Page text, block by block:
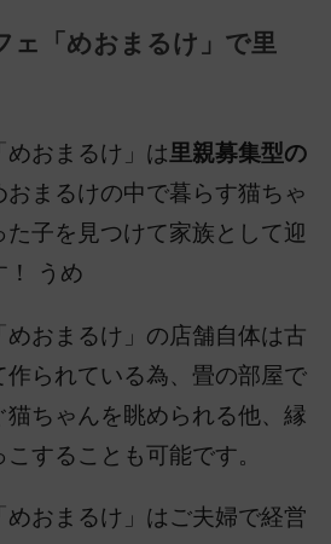
ェ「めおまるけ」で里
おまるけ」は里親募集型の
おまるけの中で暮らす猫ちゃ
子を見つけて家族として迎
！ うめ
おまるけ」の店舗自体は古
作られている為、畳の部屋で
ちゃんを眺められる他、縁
することも可能です。
おまるけ」はご夫婦で経営